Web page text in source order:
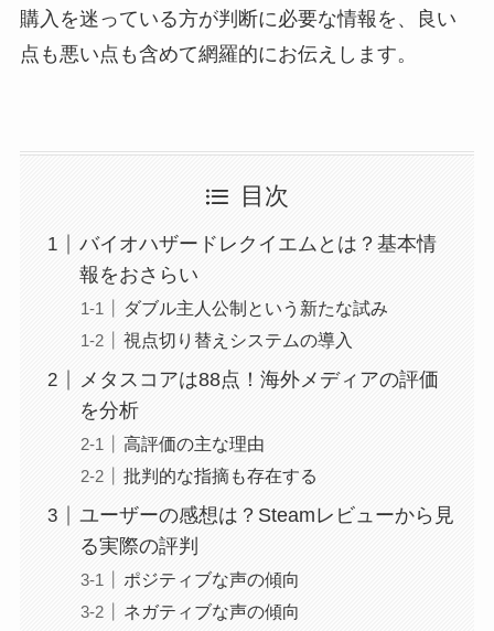
購入を迷っている方が判断に必要な情報を、良い
点も悪い点も含めて網羅的にお伝えします。
目次
バイオハザードレクイエムとは？基本情
報をおさらい
ダブル主人公制という新たな試み
視点切り替えシステムの導入
メタスコアは88点！海外メディアの評価
を分析
高評価の主な理由
批判的な指摘も存在する
ユーザーの感想は？Steamレビューから見
る実際の評判
ポジティブな声の傾向
ネガティブな声の傾向